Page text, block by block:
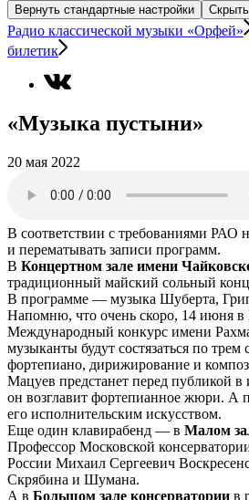
Вернуть стандартные настройки
Скрыть
Радио классической музыки «Орфей»
билетик
«Музыка пустыни»
20 мая 2022
В соответствии с требованиями РАО
и перематывать записи программ.
В Концертном зале имени
традиционный майский сольный
В программе — музыка Шуберта,
Напомню, что очень скоро, 14 июня в
Международный конкурс имени
музыканты будут состязаться по трем
фортепиано, дирижирование и
Мацуев предстанет перед публикой
он возглавит фортепианное жюри. А
его исполнительским искусством.
Еще один клавирабенд — в Малом
Профессор Московской
России Михаил Сергеевич
Скрябина и Шумана.
А в Большом зале консерватории в